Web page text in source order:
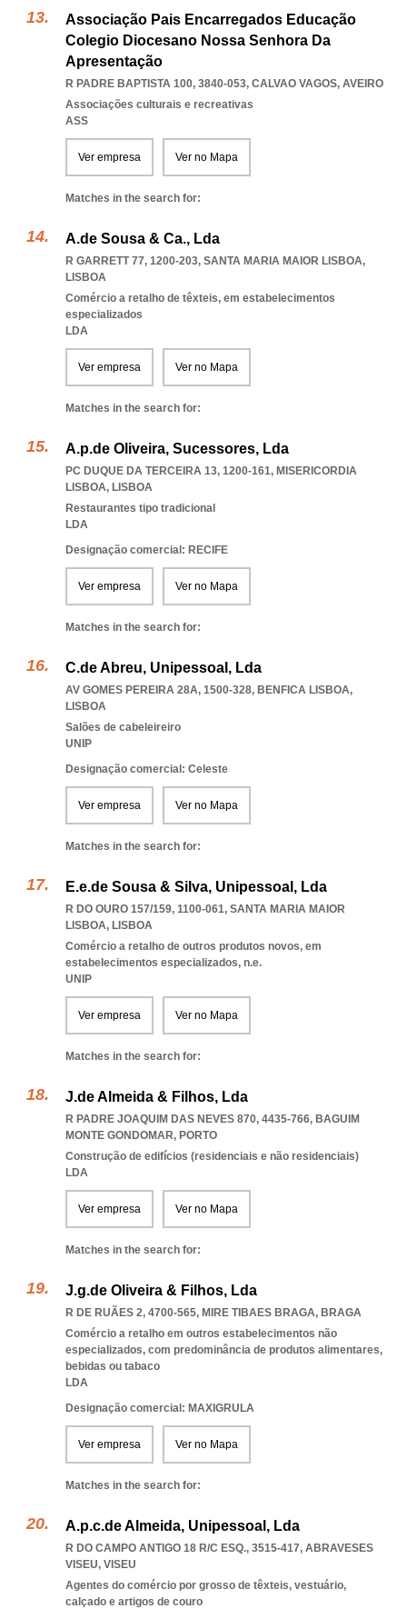
Associação Pais Encarregados Educação
Colegio Diocesano Nossa Senhora Da
Apresentação
R PADRE BAPTISTA 100, 3840-053, CALVAO VAGOS, AVEIRO
Associações culturais e recreativas
ASS
Ver empresa Ver no Mapa
Matches in the search for:
A.de Sousa & Ca., Lda
R GARRETT 77, 1200-203, SANTA MARIA MAIOR LISBOA,
LISBOA
Comércio a retalho de têxteis, em estabelecimentos
especializados
LDA
Ver empresa Ver no Mapa
Matches in the search for:
A.p.de Oliveira, Sucessores, Lda
PC DUQUE DA TERCEIRA 13, 1200-161, MISERICORDIA
LISBOA, LISBOA
Restaurantes tipo tradicional
LDA
Designação comercial: RECIFE
Ver empresa Ver no Mapa
Matches in the search for:
C.de Abreu, Unipessoal, Lda
AV GOMES PEREIRA 28A, 1500-328, BENFICA LISBOA,
LISBOA
Salões de cabeleireiro
UNIP
Designação comercial: Celeste
Ver empresa Ver no Mapa
Matches in the search for:
E.e.de Sousa & Silva, Unipessoal, Lda
R DO OURO 157/159, 1100-061, SANTA MARIA MAIOR
LISBOA, LISBOA
Comércio a retalho de outros produtos novos, em
estabelecimentos especializados, n.e.
UNIP
Ver empresa Ver no Mapa
Matches in the search for:
J.de Almeida & Filhos, Lda
R PADRE JOAQUIM DAS NEVES 870, 4435-766, BAGUIM
MONTE GONDOMAR, PORTO
Construção de edifícios (residenciais e não residenciais)
LDA
Ver empresa Ver no Mapa
Matches in the search for:
J.g.de Oliveira & Filhos, Lda
R DE RUÃES 2, 4700-565, MIRE TIBAES BRAGA, BRAGA
Comércio a retalho em outros estabelecimentos não
especializados, com predominância de produtos alimentares,
bebidas ou tabaco
LDA
Designação comercial: MAXIGRULA
Ver empresa Ver no Mapa
Matches in the search for:
A.p.c.de Almeida, Unipessoal, Lda
R DO CAMPO ANTIGO 18 R/C ESQ., 3515-417, ABRAVESES
VISEU, VISEU
Agentes do comércio por grosso de têxteis, vestuário,
calçado e artigos de couro